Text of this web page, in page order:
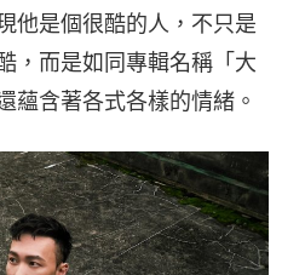
他是個很酷的人，不只是
，而是如同專輯名稱「大
蘊含著各式各樣的情緒。